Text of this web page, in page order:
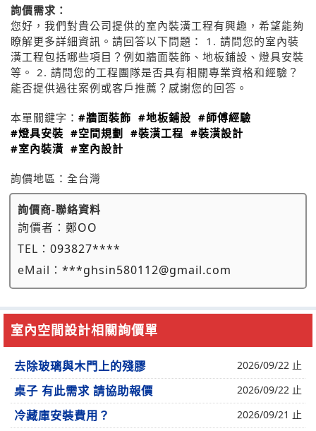
詢價需求：
您好，我們對貴公司提供的室內裝潢工程有興趣，希望能夠
瞭解更多詳細資訊。請回答以下問題： 1. 請問您的室內裝
潢工程包括哪些項目？例如牆面裝飾、地板鋪設、燈具安裝
等。 2. 請問您的工程團隊是否具有相關專業資格和經驗？
能否提供過往案例或客戶推薦？感謝您的回答。
本單關鍵字： #牆面裝飾 #地板鋪設 #師傅經驗
#燈具安裝 #空間規劃 #裝潢工程 #裝潢設計
#室內裝潢 #室內設計
詢價地區： 全台灣
詢價商-聯絡資料
詢價者： 鄭OO
TEL： 093827****
eMail： ***ghsin580112@gmail.com
室內空間設計相關詢價單
去除玻璃與木門上的殘膠 2026/09/22 止
桌子 有此需求 請協助報價 2026/09/22 止
冷藏庫安裝費用？ 2026/09/21 止